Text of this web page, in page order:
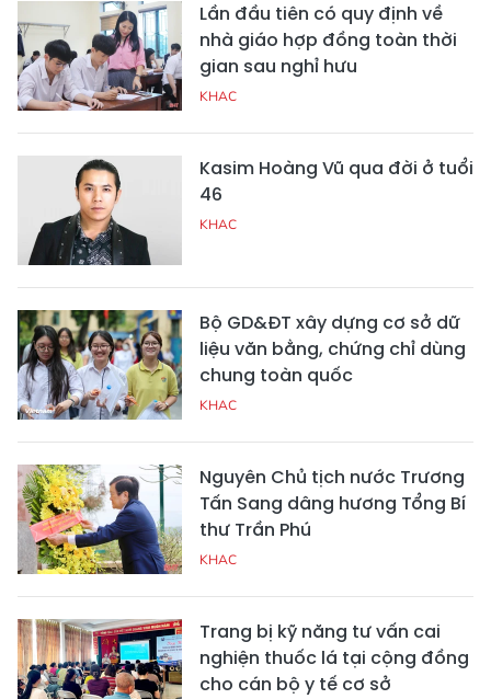
Lần đầu tiên có quy định về
nhà giáo hợp đồng toàn thời
gian sau nghỉ hưu
KHAC
Kasim Hoàng Vũ qua đời ở tuổi
46
KHAC
Bộ GD&ĐT xây dựng cơ sở dữ
liệu văn bằng, chứng chỉ dùng
chung toàn quốc
KHAC
Nguyên Chủ tịch nước Trương
Tấn Sang dâng hương Tổng Bí
thư Trần Phú
KHAC
Trang bị kỹ năng tư vấn cai
nghiện thuốc lá tại cộng đồng
cho cán bộ y tế cơ sở